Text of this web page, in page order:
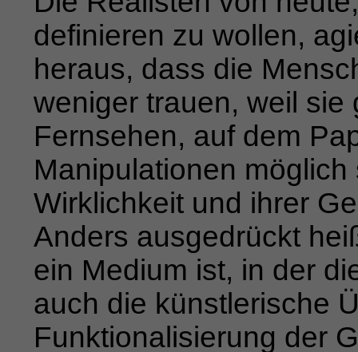
definieren zu wollen,
heraus, dass die
weniger trauen, weil
Fernsehen, auf dem
Manipulationen
Wirklichkeit und ihrer
Anders ausgedrückt
ein Medium ist, in der
auch die künstlerische
Funktionalisierung der